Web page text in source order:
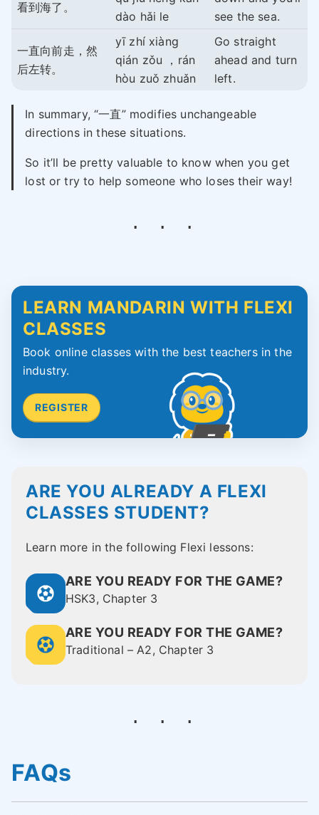
看到海了。
dào hǎi le
see the sea.
一直向前走，然
后左转。
yī zhí xiàng
qián zǒu ，rán
hòu zuǒ zhuǎn
Go straight
ahead and turn
left.
In summary, “一直” modifies unchangeable
directions in these situations.
So it’ll be pretty valuable to know when you get
lost or try to help someone who loses their way!
LEARN MANDARIN WITH FLEXI
CLASSES
Book online classes with the best teachers in the
industry.
REGISTER
ARE YOU ALREADY A FLEXI
CLASSES STUDENT?
Learn more in the following Flexi lessons:
ARE YOU READY FOR THE GAME?
HSK3, Chapter 3
ARE YOU READY FOR THE GAME?
Traditional – A2, Chapter 3
FAQs